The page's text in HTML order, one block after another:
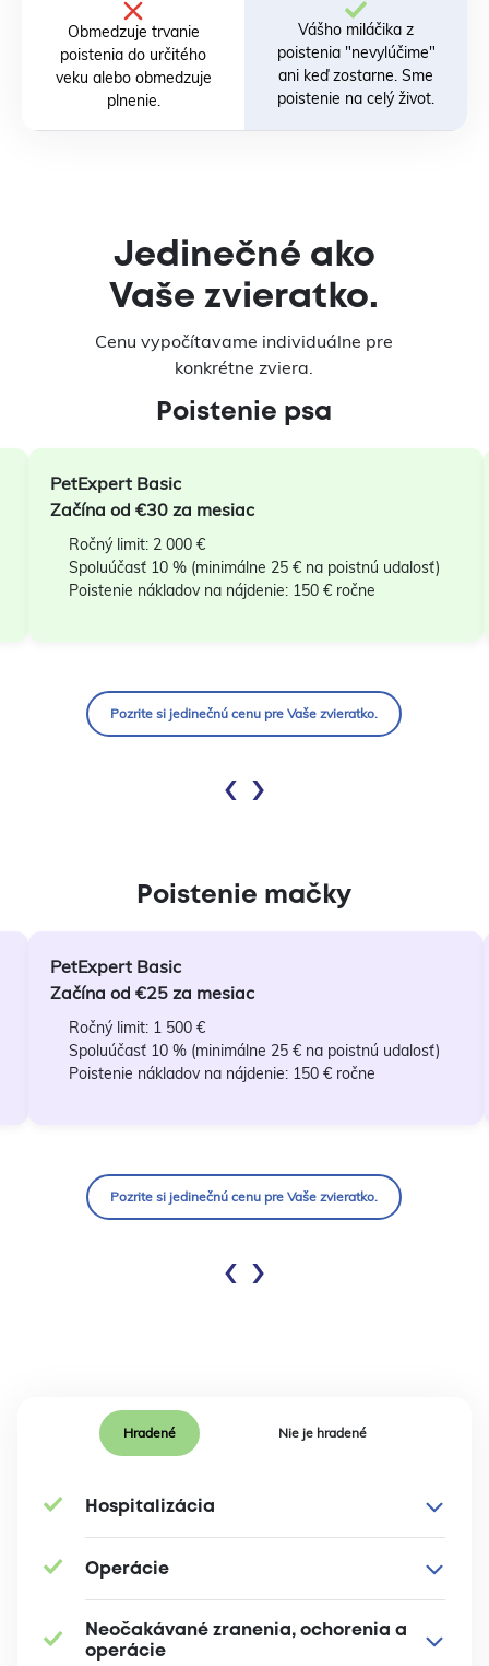
Obmedzuje trvanie
poistenia do určitého
veku alebo obmedzuje
plnenie.
Vášho miláčika z
poistenia "nevylúčime"
ani keď zostarne. Sme
poistenie na celý život.
Jedinečné ako
Vaše zvieratko.
Cenu vypočítavame individuálne pre
konkrétne zviera.
Poistenie psa
PetExpert Basic
Začína od €30 za mesiac
Ročný limit: 2 000 €
Spoluúčasť 10 % (minimálne 25 € na poistnú udalosť)
Poistenie nákladov na nájdenie: 150 € ročne
Pozrite si jedinečnú cenu pre Vaše zvieratko.
‹ ›
Poistenie mačky
PetExpert Basic
Začína od €25 za mesiac
Ročný limit: 1 500 €
Spoluúčasť 10 % (minimálne 25 € na poistnú udalosť)
Poistenie nákladov na nájdenie: 150 € ročne
Pozrite si jedinečnú cenu pre Vaše zvieratko.
‹ ›
Hradené Nie je hradené
Hospitalizácia
Operácie
Neočakávané zranenia, ochorenia a
operácie